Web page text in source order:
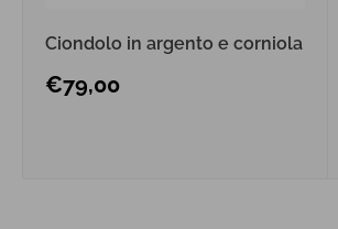
Ciondolo in argento e corniola
Prezzo
€79,00